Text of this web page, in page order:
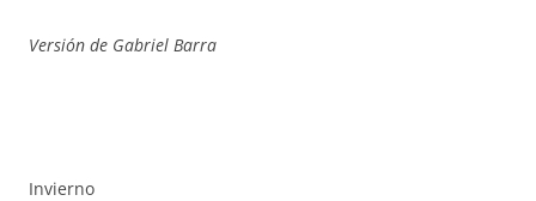
Versión de Gabriel Barra
Invierno